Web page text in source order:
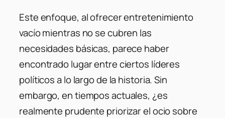
Este enfoque, al ofrecer entretenimiento
vacío mientras no se cubren las
necesidades básicas, parece haber
encontrado lugar entre ciertos líderes
políticos a lo largo de la historia. Sin
embargo, en tiempos actuales, ¿es
realmente prudente priorizar el ocio sobre